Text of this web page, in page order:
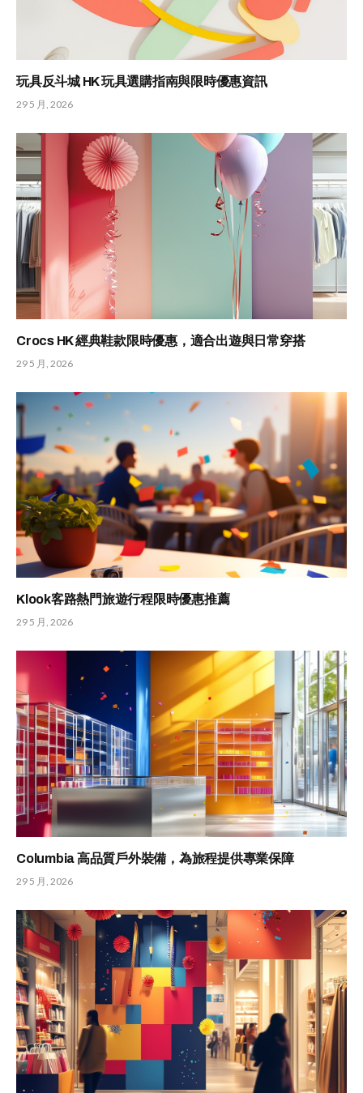
玩具反斗城 HK 玩具選購指南與限時優惠資訊
29 5 月, 2026
Crocs HK 經典鞋款限時優惠，適合出遊與日常穿搭
29 5 月, 2026
Klook客路熱門旅遊行程限時優惠推薦
29 5 月, 2026
Columbia 高品質戶外裝備，為旅程提供專業保障
29 5 月, 2026